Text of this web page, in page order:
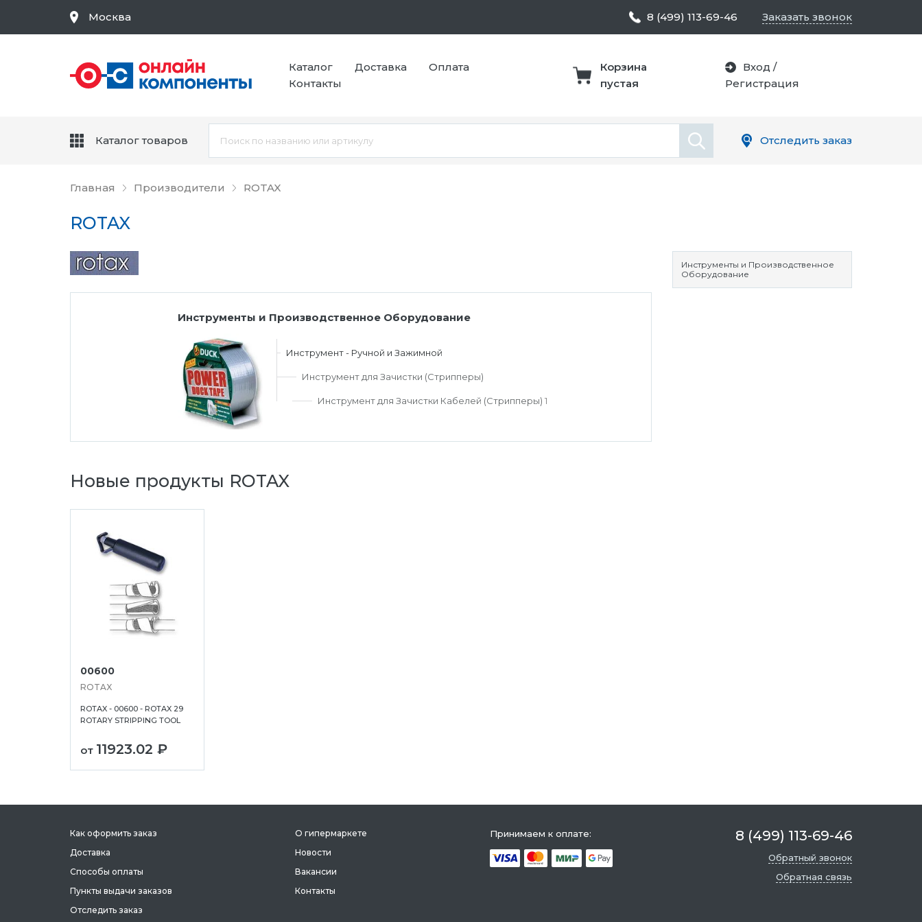
Главная Производители ROTAX
ROTAX
Инструменты и Производственное Оборудование
Инструмент - Ручной и Зажимной
Инструмент для Зачистки (Стрипперы)
Инструмент для Зачистки Кабелей (Стрипперы) 1
Новые продукты ROTAX
00600
ROTAX
ROTAX - 00600 - ROTAX 29
ROTARY STRIPPING TOOL
от 11923.02 ₽
Инструменты и Производственное
Оборудование
Москва 8 (499) 113-69-46 Заказать звонок
Каталог Доставка
Оплата
Контакты
Корзина
пустая
Вход /
Регистрация
Каталог товаров Отследить заказ
Как оформить заказ
Доставка
Способы оплаты
Пункты выдачи заказов
Отследить заказ
О гипермаркете
Новости
Вакансии
Контакты
Принимаем к оплате: 8 (499) 113-69-46
Обратный звонок
Обратная связь